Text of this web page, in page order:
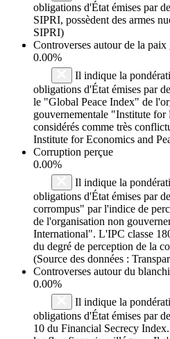
obligations d'État émises par
SIPRI, possèdent des armes
SIPRI)
Controverses autour de la paix
0.00%
Il indique la
obligations d'État émises par
le "Global Peace Index" de
gouvernementale "Institute for
considérés comme très
Institute for Economics and
Corruption perçue
0.00%
Il indique la
obligations d'État émises par
corrompus" par l'indice de
de l'organisation non
International". L'IPC classe
du degré de perception de la
(Source des données :
Controverses autour du
0.00%
Il indique la
obligations d'État émises par
10 du Financial Secrecy